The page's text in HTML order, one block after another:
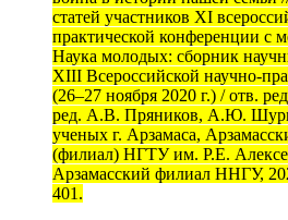
статей участников XI
практической конференции с
Наука молодых: сборник
XIII Всероссийской научно-
(26–27 ноября 2020 г.) / отв.
ред. А.В. Пряников, А.Ю.
ученых г. Арзамаса,
(филиал) НГТУ им. Р.Е.
Арзамасский филиал ННГУ,
401.